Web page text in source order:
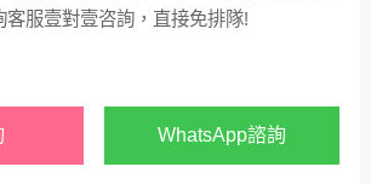
客服壹對壹咨詢，直接免排隊!
WhatsApp諮詢